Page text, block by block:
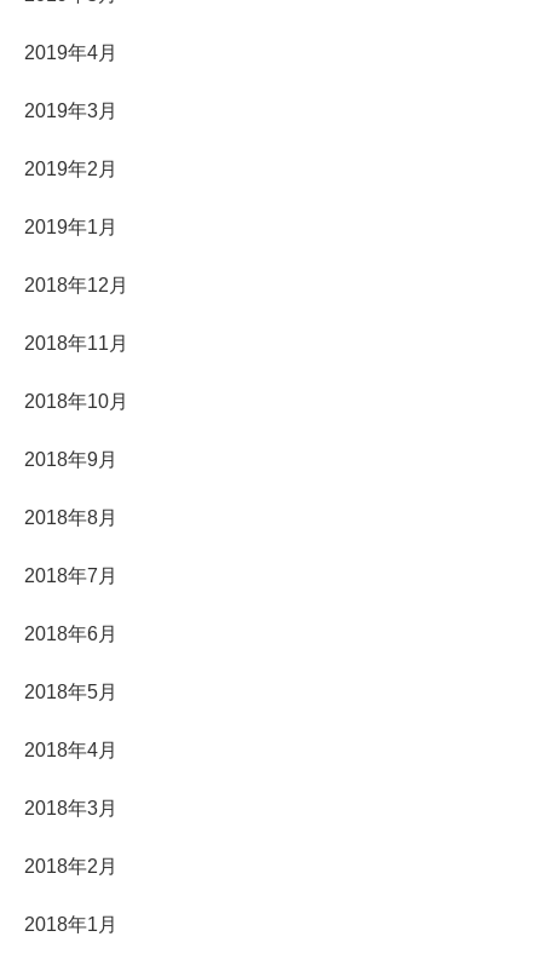
2019年4月
2019年3月
2019年2月
2019年1月
2018年12月
2018年11月
2018年10月
2018年9月
2018年8月
2018年7月
2018年6月
2018年5月
2018年4月
2018年3月
2018年2月
2018年1月